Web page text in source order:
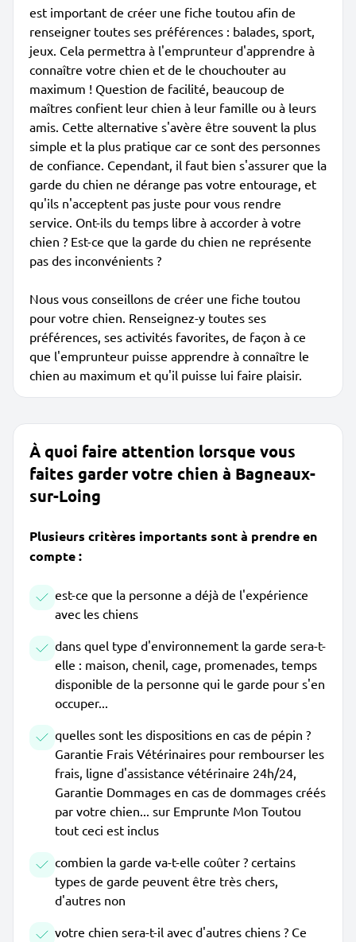
est important de créer une fiche toutou afin de
renseigner toutes ses préférences : balades, sport,
jeux. Cela permettra à l'emprunteur d'apprendre à
connaître votre chien et de le chouchouter au
maximum ! Question de facilité, beaucoup de
maîtres confient leur chien à leur famille ou à leurs
amis. Cette alternative s'avère être souvent la plus
simple et la plus pratique car ce sont des personnes
de confiance. Cependant, il faut bien s'assurer que la
garde du chien ne dérange pas votre entourage, et
qu'ils n'acceptent pas juste pour vous rendre
service. Ont-ils du temps libre à accorder à votre
chien ? Est-ce que la garde du chien ne représente
pas des inconvénients ?
Nous vous conseillons de créer une fiche toutou
pour votre chien. Renseignez-y toutes ses
préférences, ses activités favorites, de façon à ce
que l'emprunteur puisse apprendre à connaître le
chien au maximum et qu'il puisse lui faire plaisir.
À quoi faire attention lorsque vous
faites garder votre chien à Bagneaux-
sur-Loing
Plusieurs critères importants sont à prendre en
compte :
est-ce que la personne a déjà de l'expérience
avec les chiens
dans quel type d'environnement la garde sera-t-
elle : maison, chenil, cage, promenades, temps
disponible de la personne qui le garde pour s'en
occuper...
quelles sont les dispositions en cas de pépin ?
Garantie Frais Vétérinaires pour rembourser les
frais, ligne d'assistance vétérinaire 24h/24,
Garantie Dommages en cas de dommages créés
par votre chien... sur Emprunte Mon Toutou
tout ceci est inclus
combien la garde va-t-elle coûter ? certains
types de garde peuvent être très chers,
d'autres non
votre chien sera-t-il avec d'autres chiens ? Ce